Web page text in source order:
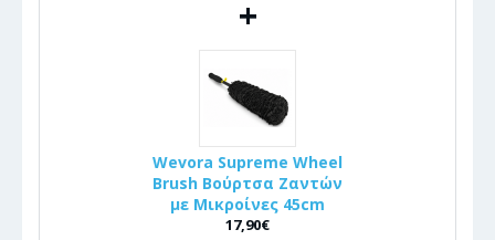
+
Wevora Supreme Wheel
Brush Βούρτσα Ζαντών
με Μικροίνες 45cm
17,90€